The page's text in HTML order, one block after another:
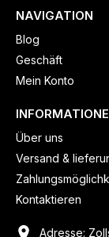
NAVIGATION
Blog
Geschäft
Mein Konto
Über uns
Versand &
Kontaktieren
Adresse: